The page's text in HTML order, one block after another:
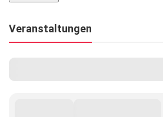
Veranstaltungen